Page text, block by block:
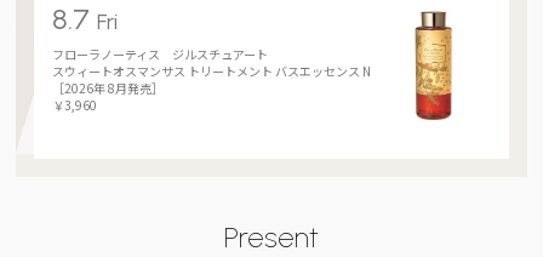
8.7Fri
フローラノーティス ジルスチュアート
スウィートオスマンサス トリートメント バスエッセンス N
［2026年 8月発売］
￥3,960
Present